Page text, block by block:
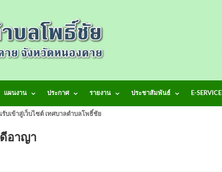
แผนงาน ประกาศ รายงาน ประชาสัมพันธ์ E-SERVICE
บเข้าสู่เว็บไซต์ เทศบาลตำบลโพธิ์ชัย
อาญา